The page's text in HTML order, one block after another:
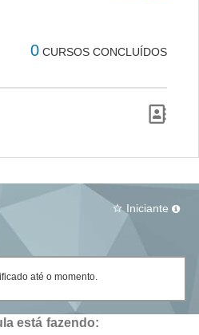
0 CURSOS CONCLUÍDOS
star_border Iniciante
até o momento.
está fazendo: